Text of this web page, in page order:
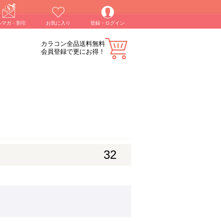
マガ・割引 お気に入り 登録・ログイン
カラコン全品送料無料
会員登録で更にお得！
32